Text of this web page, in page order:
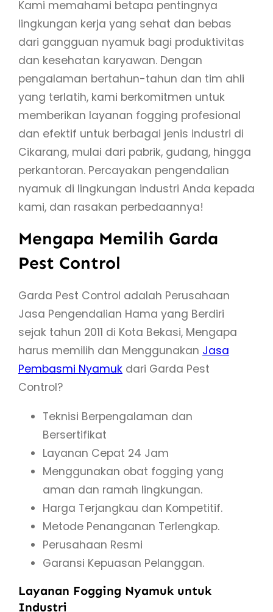
Kami memahami betapa pentingnya
lingkungan kerja yang sehat dan bebas
dari gangguan nyamuk bagi produktivitas
dan kesehatan karyawan. Dengan
pengalaman bertahun-tahun dan tim ahli
yang terlatih, kami berkomitmen untuk
memberikan layanan fogging profesional
dan efektif untuk berbagai jenis industri di
Cikarang, mulai dari pabrik, gudang, hingga
perkantoran. Percayakan pengendalian
nyamuk di lingkungan industri Anda kepada
kami, dan rasakan perbedaannya!
Mengapa Memilih Garda
Pest Control
Garda Pest Control adalah Perusahaan
Jasa Pengendalian Hama yang Berdiri
sejak tahun 2011 di Kota Bekasi, Mengapa
harus memilih dan Menggunakan Jasa
Pembasmi Nyamuk dari Garda Pest
Control?
Teknisi Berpengalaman dan
Bersertifikat
Layanan Cepat 24 Jam
Menggunakan obat fogging yang
aman dan ramah lingkungan.
Harga Terjangkau dan Kompetitif.
Metode Penanganan Terlengkap.
Perusahaan Resmi
Garansi Kepuasan Pelanggan.
Layanan Fogging Nyamuk untuk
Industri